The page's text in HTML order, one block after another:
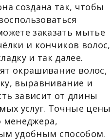
создана так, чтобы
заказать мытье
и кончиков волос,
и так далее.
окрашивание волос,
выравнивание и
зависит от длины
услуг. Точные цены
менеджера,
удобным способом.